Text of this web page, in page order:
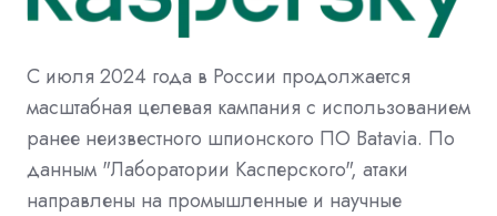
С июля 2024 года в России продолжается
масштабная целевая кампания с использованием
ранее неизвестного шпионского ПО Batavia. По
данным "Лаборатории Касперского", атаки
направлены на промышленные и научные